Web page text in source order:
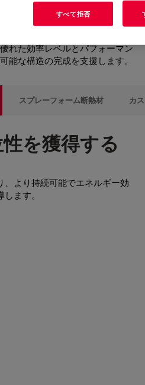
リウレタンで断熱した金属板シ
い難燃性のコアレイヤーで強化
熱製品は、お客様の仕様に合わ
れた効率レベルとパフォーマン
能な構造の完成を支援します。
スプレーフォーム断熱材 カ
を獲得する
より持続可能でエネルギー効
ます。
すべて拒否